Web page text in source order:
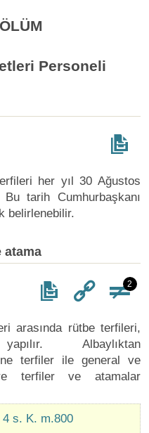
Personeli
her yıl 30 Ağustos
tarih Cumhurbaşkanı
belirlenebilir.
atama
2
arasında rütbe terfileri,
Albaylıktan
terfiler ile general ve
terfiler ve atamalar
4 s. K. m.800